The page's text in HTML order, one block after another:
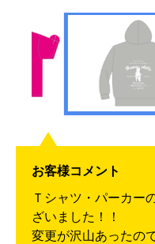
お客様コメント
Ｔシャツ・パーカー
ざいました！！
変更が沢山あったの